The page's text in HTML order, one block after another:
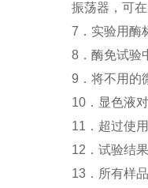
振荡器，可
7．实验用酶
8．酶免试验
9．将不用的
10．显色液
11．超过使
12．试验结
13．所有样